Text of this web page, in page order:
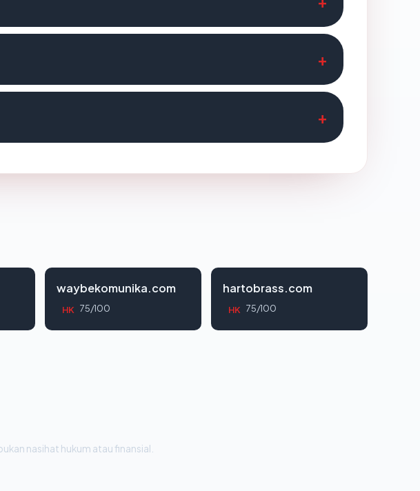
waybekomunika.com
HK 75/100
hartobrass.com
HK 75/100
nasihat hukum atau finansial.